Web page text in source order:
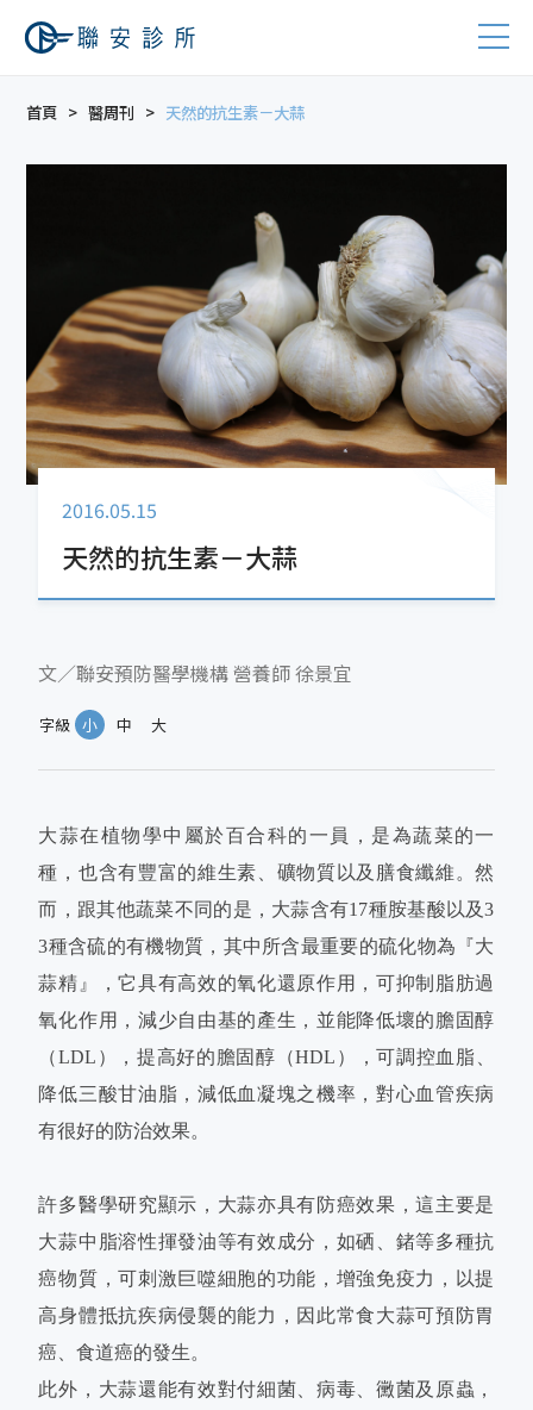
首頁 醫周刊 天然的抗生素－大蒜
2016.05.15
天然的抗生素－大蒜
文／聯安預防醫學機構 營養師 徐景宜
字級 小 中 大
大蒜在植物學中屬於百合科的一員，是為蔬菜的一
種，也含有豐富的維生素、礦物質以及膳食纖維。然
而，跟其他蔬菜不同的是，大蒜含有17種胺基酸以及3
3種含硫的有機物質，其中所含最重要的硫化物為『大
蒜精』，它具有高效的氧化還原作用，可抑制脂肪過
氧化作用，減少自由基的產生，並能降低壞的膽固醇
（LDL），提高好的膽固醇（HDL），可調控血脂、
降低三酸甘油脂，減低血凝塊之機率，對心血管疾病
有很好的防治效果。
許多醫學研究顯示，大蒜亦具有防癌效果，這主要是
大蒜中脂溶性揮發油等有效成分，如硒、鍺等多種抗
癌物質，可刺激巨噬細胞的功能，增強免疫力，以提
高身體抵抗疾病侵襲的能力，因此常食大蒜可預防胃
癌、食道癌的發生。
此外，大蒜還能有效對付細菌、病毒、黴菌及原蟲，